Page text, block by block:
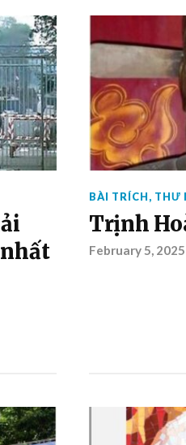
BÀI TRÍCH, THƯ
Trịnh
February 5, 2025